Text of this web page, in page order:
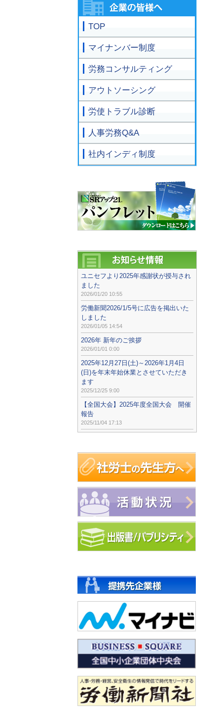
TOP
マイナンバー制度
労務コンサルティング
アウトソーシング
労使トラブル診断
人事労務Q&A
社内インディ制度
ユニセフより2025年感謝状が授与され
ました
2026/01/20 10:55
労働新聞2026/1/5号に広告を掲出いた
しました
2026/01/05 14:54
2026年 新年のご挨拶
2026/01/01 0:00
2025年12月27日(土)～2026年1月4日
(日)を年末年始休業とさせていただき
ます
2025/12/25 9:00
【全国大会】2025年度全国大会 開催
報告
2025/11/04 17:13